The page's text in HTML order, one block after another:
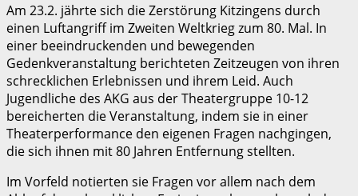
Am 23.2. jährte sich die Zerstörung Kitzingens durch
einen Luftangriff im Zweiten Weltkrieg zum 80. Mal. In
einer beeindruckenden und bewegenden
Gedenkveranstaltung berichteten Zeitzeugen von ihren
schrecklichen Erlebnissen und ihrem Leid. Auch
Jugendliche des AKG aus der Theatergruppe 10-12
bereicherten die Veranstaltung, indem sie in einer
Theaterperformance den eigenen Fragen nachgingen,
die sich ihnen mit 80 Jahren Entfernung stellten.
Im Vorfeld notierten sie Fragen vor allem nach dem